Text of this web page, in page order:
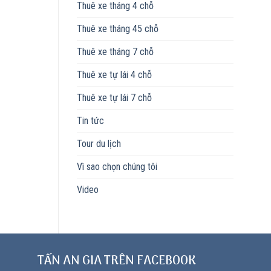
Thuê xe tháng 4 chỗ
Thuê xe tháng 45 chỗ
Thuê xe tháng 7 chỗ
Thuê xe tự lái 4 chỗ
Thuê xe tự lái 7 chỗ
Tin tức
Tour du lịch
Vì sao chọn chúng tôi
Video
TẤN AN GIA TRÊN FACEBOOK